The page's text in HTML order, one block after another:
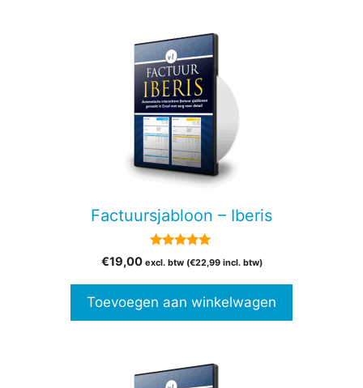
Factuursjabloon – Iberis
5.00
van 5
€19,00 excl. btw (€22,99incl. btw)
Toevoegen aan winkelwagen